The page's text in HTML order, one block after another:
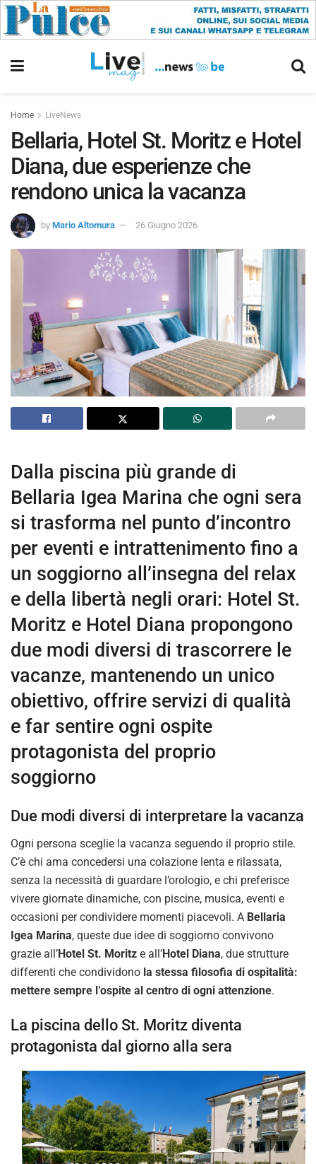
Home LiveNews
Bellaria, Hotel St. Moritz e Hotel
Diana, due esperienze che
rendono unica la vacanza
by Mario Altomura 26 Giugno 2026
Dalla piscina più grande di
Bellaria Igea Marina che ogni sera
si trasforma nel punto d’incontro
per eventi e intrattenimento fino a
un soggiorno all’insegna del relax
e della libertà negli orari: Hotel St.
Moritz e Hotel Diana propongono
due modi diversi di trascorrere le
vacanze, mantenendo un unico
obiettivo, offrire servizi di qualità
e far sentire ogni ospite
protagonista del proprio
soggiorno
Due modi diversi di interpretare la vacanza
Ogni persona sceglie la vacanza seguendo il proprio stile.
C’è chi ama concedersi una colazione lenta e rilassata,
senza la necessità di guardare l’orologio, e chi preferisce
vivere giornate dinamiche, con piscine, musica, eventi e
occasioni per condividere momenti piacevoli. A Bellaria
Igea Marina, queste due idee di soggiorno convivono
grazie all’Hotel St. Moritz e all’Hotel Diana, due strutture
differenti che condividono la stessa filosofia di ospitalità:
mettere sempre l’ospite al centro di ogni attenzione.
La piscina dello St. Moritz diventa
protagonista dal giorno alla sera